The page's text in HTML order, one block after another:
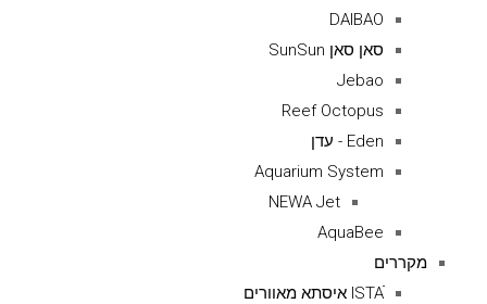
DAIBAO
סאן סאן SunSun
Jebao
Reef Octopus
Eden - עדן
Aquarium System
NEWA Jet
AquaBee
מקררים
ISTAׁׂ איסתא מאוורים